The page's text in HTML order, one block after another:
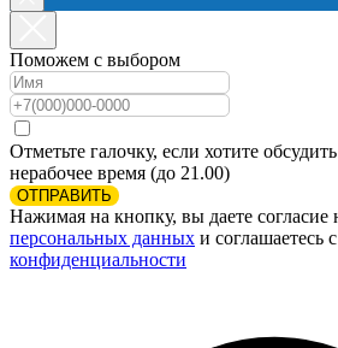
Поможем с выбором
Отметьте галочку, если хотите
нерабочее время (до 21.00)
ОТПРАВИТЬ
Нажимая на кнопку, вы даете согласие
персональных данных и соглашаетесь c
конфиденциальности